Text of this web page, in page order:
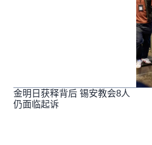
金明日获释背后 锡安教会8人
仍面临起诉